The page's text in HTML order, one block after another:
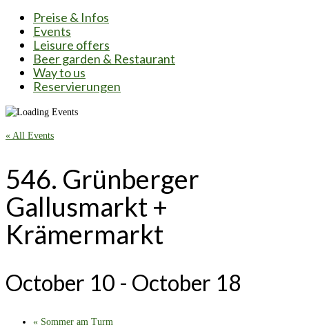
Preise & Infos
Events
Leisure offers
Beer garden & Restaurant
Way to us
Reservierungen
« All Events
546. Grünberger
Gallusmarkt +
Krämermarkt
October 10 - October 18
« Sommer am Turm